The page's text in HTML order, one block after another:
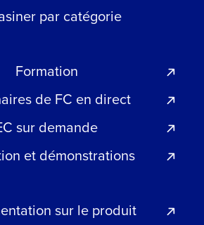
par catégorie
Formation
de FC en direct
sur demande
et démonstrations
sur le produit